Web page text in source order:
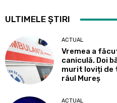
ULTIMELE ȘTIRI
ACTUAL
Vremea a
caniculă. Doi
murit loviți de
râul Mureș
ACTUAL